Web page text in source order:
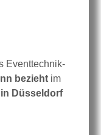
Eventtechnik-
bezieht im
Düsseldorf